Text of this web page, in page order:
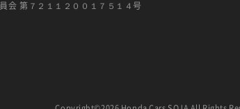
会 第７２１１２００１７５１４号